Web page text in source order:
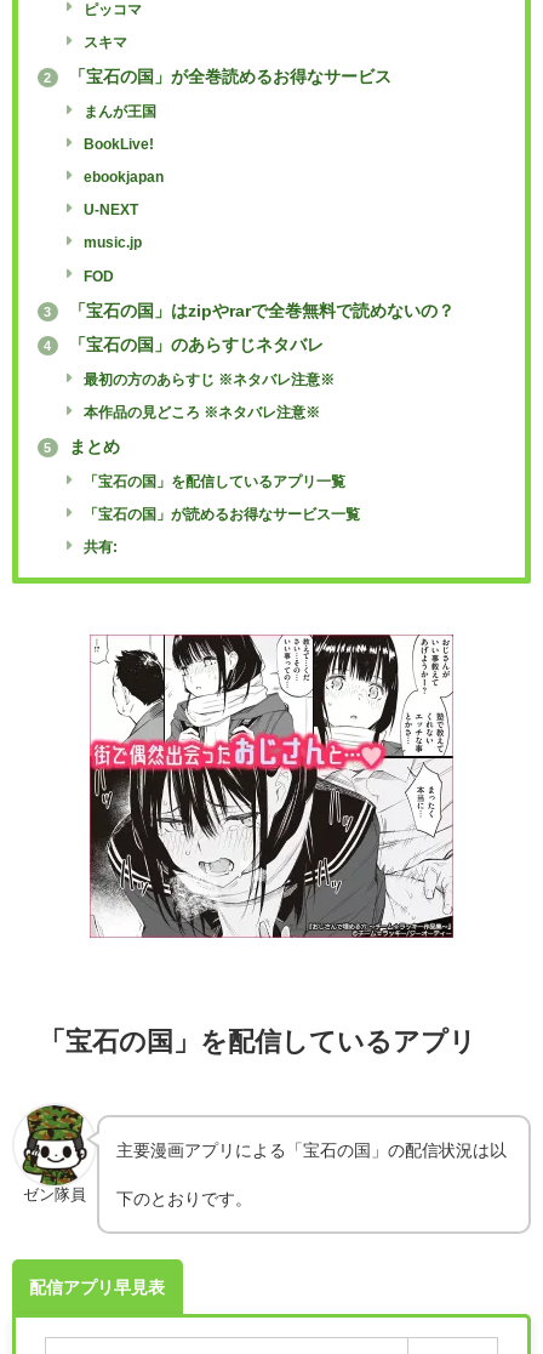
ピッコマ
スキマ
2 「宝石の国」が全巻読めるお得なサービス
まんが王国
BookLive!
ebookjapan
U-NEXT
music.jp
FOD
3 「宝石の国」はzipやrarで全巻無料で読めないの？
4 「宝石の国」のあらすじネタバレ
最初の方のあらすじ ※ネタバレ注意※
本作品の見どころ ※ネタバレ注意※
5 まとめ
「宝石の国」を配信しているアプリ一覧
「宝石の国」が読めるお得なサービス一覧
共有:
「宝石の国」を配信しているアプリ
ゼン隊員
主要漫画アプリによる「宝石の国」の配信状況は以
下のとおりです。
配信アプリ早見表